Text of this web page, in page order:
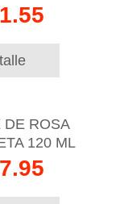
DE ROSA
120 ML